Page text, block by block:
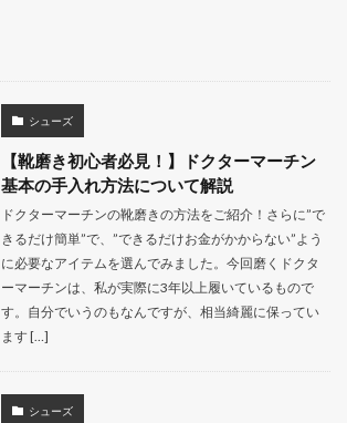
シューズ
【靴磨き初心者必見！】ドクターマーチン
基本の手入れ方法について解説
ドクターマーチンの靴磨きの方法をご紹介！さらに”で
きるだけ簡単”で、”できるだけお金がかからない”よう
に必要なアイテムを選んでみました。今回磨くドクタ
ーマーチンは、私が実際に3年以上履いているもので
す。自分でいうのもなんですが、相当綺麗に保ってい
ます […]
シューズ